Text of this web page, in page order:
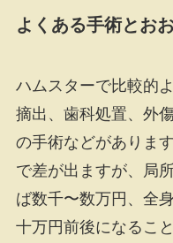
よくある手術とお
ハムスターで比較的
摘出、歯科処置、外
の手術などがありま
で差が出ますが、局
ば数千〜数万円、全
十万円前後になるこ